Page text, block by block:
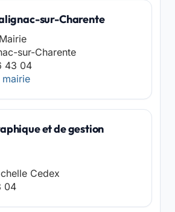
sur-Charente
sur-Charente
43 04
et de gestion
Cedex
04